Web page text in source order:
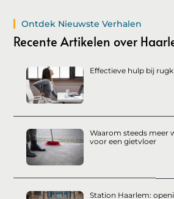
Ontdek Nieuwste Verhalen
Recente Artikelen over
Effectieve hulp bij
Waarom steeds meer
voor een gietvloer
Station Haarlem: